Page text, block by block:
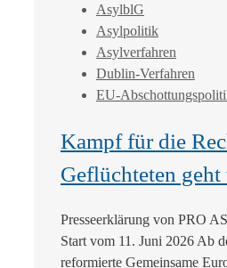
AsylblG
Asylpolitik
Asylverfahren
Dublin-Verfahren
EU-
Kampf für die
Geflüchteten geht
Presseerklärung von PRO
Start vom 11. Juni 2026 Ab
reformierte Gemeinsame